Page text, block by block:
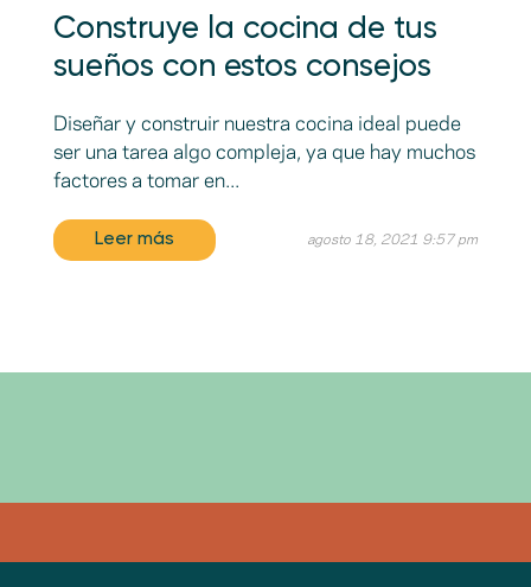
Construye la cocina de tus
sueños con estos consejos
Diseñar y construir nuestra cocina ideal puede
ser una tarea algo compleja, ya que hay muchos
factores a tomar en...
Leer más agosto 18, 2021 9:57 pm